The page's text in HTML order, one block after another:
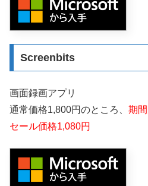
Screenbits
画面録画アプリ
通常価格1,800円のところ、 期
セール価格1,080円